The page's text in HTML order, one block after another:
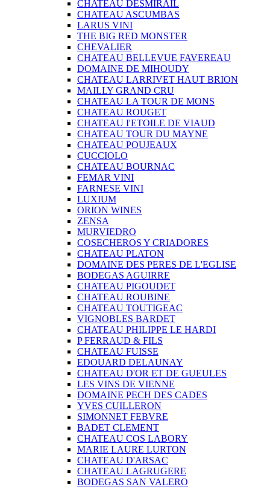
CHATEAU DESMIRAIL
CHATEAU ASCUMBAS
LARUS VINI
THE BIG RED MONSTER
CHEVALIER
CHATEAU BELLEVUE FAVEREAU
DOMAINE DE MIHOUDY
CHATEAU LARRIVET HAUT BRION
MAILLY GRAND CRU
CHATEAU LA TOUR DE MONS
CHATEAU ROUGET
CHATEAU I'ETOILE DE VIAUD
CHATEAU TOUR DU MAYNE
CHATEAU POUJEAUX
CUCCIOLO
CHATEAU BOURNAC
FEMAR VINI
FARNESE VINI
LUXIUM
ORION WINES
ZENSA
MURVIEDRO
COSECHEROS Y CRIADORES
CHATEAU PLATON
DOMAINE DES PERES DE L'EGLISE
BODEGAS AGUIRRE
CHATEAU PIGOUDET
CHATEAU ROUBINE
CHATEAU TOUTIGEAC
VIGNOBLES BARDET
CHATEAU PHILIPPE LE HARDI
P FERRAUD & FILS
CHATEAU FUISSE
EDOUARD DELAUNAY
CHATEAU D'OR ET DE GUEULES
LES VINS DE VIENNE
DOMAINE PECH DES CADES
YVES CUILLERON
SIMONNET FEBVRE
BADET CLEMENT
CHATEAU COS LABORY
MARIE LAURE LURTON
CHATEAU D'ARSAC
CHATEAU LAGRUGERE
BODEGAS SAN VALERO